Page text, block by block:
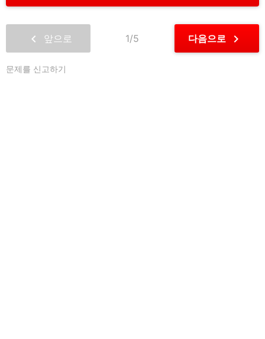
chevron_left 앞으로 1/5 다음으로 chevron_right
문제를 신고하기